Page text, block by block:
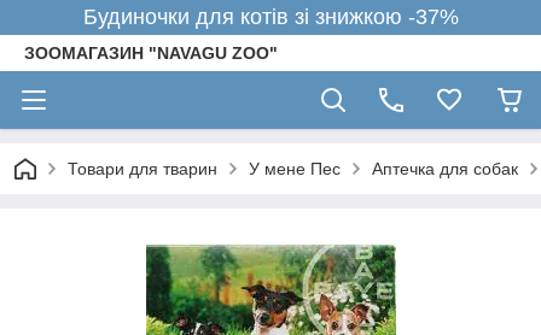
Будиночки для котів зі знижкою -37%
ЗООМАГАЗИН "NAVAGU ZOO"
Товари для тварин У мене Пес Аптечка для собак